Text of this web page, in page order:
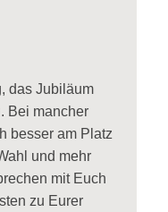
das Jubiläum
Bei mancher
besser am Platz
und mehr
mit Euch
zu Eurer